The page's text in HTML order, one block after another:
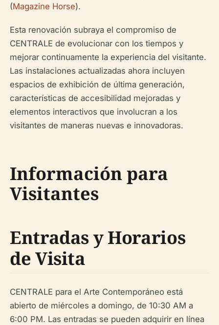
(Magazine Horse).
Esta renovación subraya el compromiso de
CENTRALE de evolucionar con los tiempos y
mejorar continuamente la experiencia del visitante.
Las instalaciones actualizadas ahora incluyen
espacios de exhibición de última generación,
características de accesibilidad mejoradas y
elementos interactivos que involucran a los
visitantes de maneras nuevas e innovadoras.
Información para
Visitantes
Entradas y Horarios
de Visita
CENTRALE para el Arte Contemporáneo está
abierto de miércoles a domingo, de 10:30 AM a
6:00 PM. Las entradas se pueden adquirir en línea